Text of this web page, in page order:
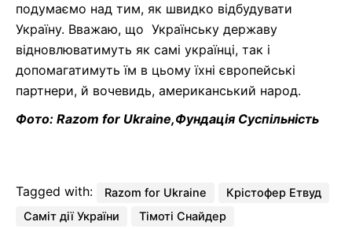
подумаємо над тим, як швидко відбудувати
Україну. Вважаю, що Українську державу
відновлюватимуть як самі українці, так і
допомагатимуть їм в цьому їхні європейські
партнери, й вочевидь, американський народ.
Фото: Razom for Ukraine,Фундація Суспільність
Tagged with: Razom for Ukraine
Крістофер Етвуд
Саміт дії України
Тімоті Снайдер